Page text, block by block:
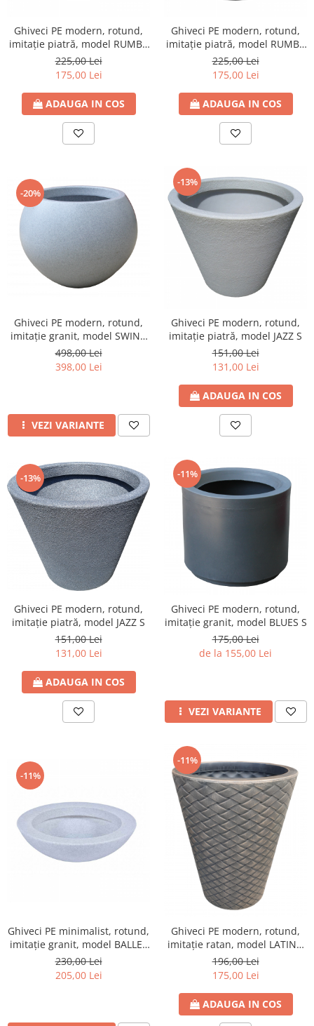
Ghiveci PE modern, rotund,
imitație piatră, model RUMBA
M
225,00 Lei
175,00 Lei
ADAUGA IN COS
Ghiveci PE modern, rotund,
imitație piatră, model RUMBA
M
225,00 Lei
175,00 Lei
ADAUGA IN COS
-20%
Ghiveci PE modern, rotund,
imitație granit, model SWING
L
498,00 Lei
398,00 Lei
VEZI VARIANTE
-13%
Ghiveci PE modern, rotund,
imitație piatră, model JAZZ S
151,00 Lei
131,00 Lei
ADAUGA IN COS
-13%
Ghiveci PE modern, rotund,
imitație piatră, model JAZZ S
151,00 Lei
131,00 Lei
ADAUGA IN COS
-11%
Ghiveci PE modern, rotund,
imitație granit, model BLUES S
175,00 Lei
de la 155,00 Lei
VEZI VARIANTE
-11%
Ghiveci PE minimalist, rotund,
imitație granit, model BALLET
600
230,00 Lei
205,00 Lei
-11%
Ghiveci PE modern, rotund,
imitație ratan, model LATINO
M
196,00 Lei
175,00 Lei
ADAUGA IN COS